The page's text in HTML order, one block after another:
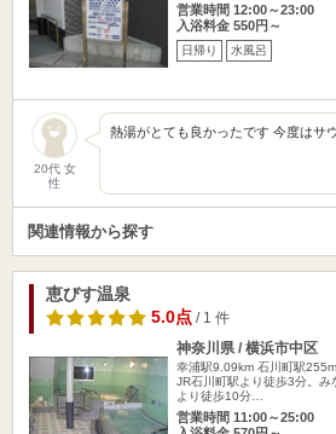
営業時間 12:00～23:00
入浴料金 550円～
日帰り 水風呂
20代 女
性
熱湯がとても良かったです 今度はサ
関連情報から探す
恵びす温泉
5.0点/ 1 件
神奈川県 / 横浜市中区
幸浦駅9.09km 石川町駅255m
JR石川町駅より徒歩3分。
より徒歩10分…
営業時間 11:00～25:00